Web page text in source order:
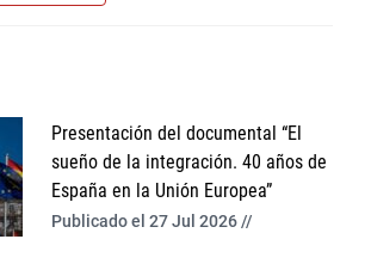
Presentación del documental “El
sueño de la integración. 40 años de
España en la Unión Europea”
Publicado el 27 Jul 2026 //